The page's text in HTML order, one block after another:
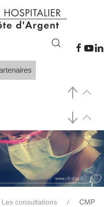
Les consultations
CMP